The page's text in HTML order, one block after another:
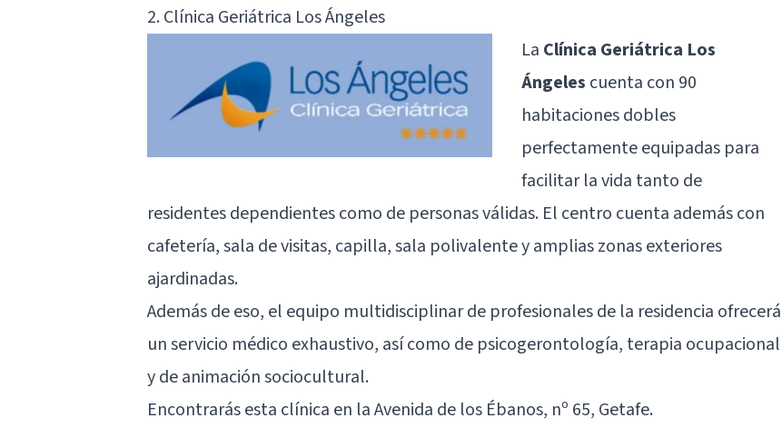
2. Clínica Geriátrica Los Ángeles
La Clínica Geriátrica Los
Ángeles cuenta con 90
habitaciones dobles
perfectamente equipadas para
facilitar la vida tanto de
residentes dependientes como de personas válidas. El centro cuenta además con
cafetería, sala de visitas, capilla, sala polivalente y amplias zonas exteriores
ajardinadas.
Además de eso, el equipo multidisciplinar de profesionales de la residencia ofrecerá
un servicio médico exhaustivo, así como de psicogerontología, terapia ocupacional
y de animación sociocultural.
Encontrarás esta clínica en la Avenida de los Ébanos, nº 65, Getafe.